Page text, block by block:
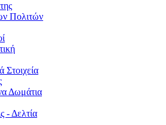
Πολιτών
Δωμάτια
- Δελτία